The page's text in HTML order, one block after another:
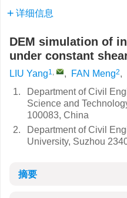
详细信息
DEM simulation of
under constant
LIU Yang1, , FAN Meng2,
1.
Department of Civil
Science and
100083, China
2.
Department of Civil
University, Suzhou
摘要